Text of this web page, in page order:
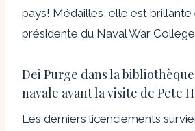
pays! Médailles, elle est
présidente du Naval War
Dei Purge dans la
navale avant la visite de Pete
Les derniers licenciements